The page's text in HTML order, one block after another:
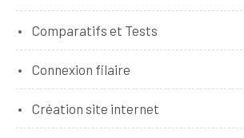
Comparatifs et Tests
Connexion filaire
Création site internet